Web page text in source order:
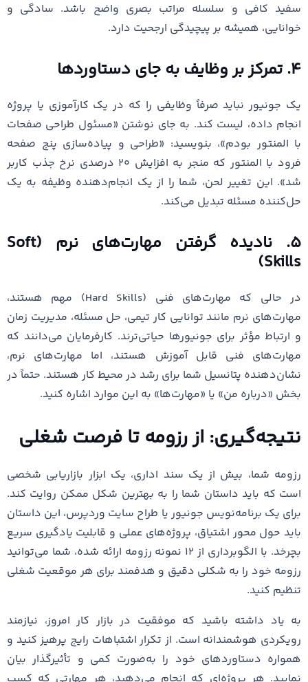
سفید کافی و سلسله مراتب بصری واضح باشد. سادگی و
خوانایی، همیشه بر پیچیدگی ارجحیت دارد.
۴. تمرکز بر وظایف به جای دستاوردها
یک جونیور نباید صرفاً وظایفی را که در یک کارآموزی یا پروژه
انجام داده، لیست کند. به جای نوشتن «مسئول طراحی صفحات
با المنتور بودم»، بنویسید: «طراحی و پیاده‌سازی پنج صفحه
فرود با المنتور که منجر به افزایش ۲۰ درصدی نرخ جذب کاربر
شد». این تغییر لحن، شما را از یک انجام‌دهنده وظیفه به یک
حل‌کننده مسئله تبدیل می‌کند.
۵. نادیده گرفتن مهارت‌های نرم (Soft
Skills)
در حالی که مهارت‌های فنی (Hard Skills) مهم هستند،
مهارت‌های نرم مانند توانایی کار تیمی، حل مسئله، مدیریت زمان
و ارتباط مؤثر برای جونیورها حیاتی‌ترند. کارفرمایان می‌دانند که
مهارت‌های فنی قابل آموزش هستند، اما مهارت‌های نرم،
نشان‌دهنده پتانسیل شما برای رشد در محیط کار هستند. حتماً در
بخش «درباره من» یا «مهارت‌ها» به این موارد اشاره کنید.
نتیجه‌گیری: از رزومه تا فرصت شغلی
رزومه شما، بیش از یک سند اداری، یک ابزار بازاریابی شخصی
است که باید داستان شما را به بهترین شکل ممکن روایت کند.
برای یک برنامه‌نویس جونیور یا طراح سایت وردپرس، این داستان
باید حول محور اشتیاق، پروژه‌های عملی و قابلیت یادگیری سریع
بچرخد. با الگوبرداری از ۱۲ نمونه رزومه ارائه شده، شما می‌توانید
رزومه خود را به شکلی دقیق و هدفمند برای هر موقعیت شغلی
تنظیم کنید.
به یاد داشته باشید که موفقیت در بازار کار امروز، نیازمند
رویکردی هوشمندانه است. از تکرار اشتباهات رایج پرهیز کنید و
همواره دستاوردهای خود را به‌صورت کمی و تأثیرگذار بیان